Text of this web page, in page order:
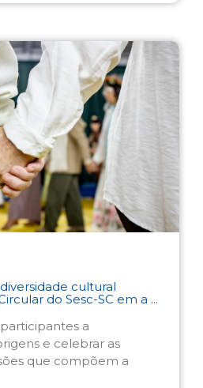
cultural
do Sesc-SC em a ...
a
e celebrar as
que compõem a